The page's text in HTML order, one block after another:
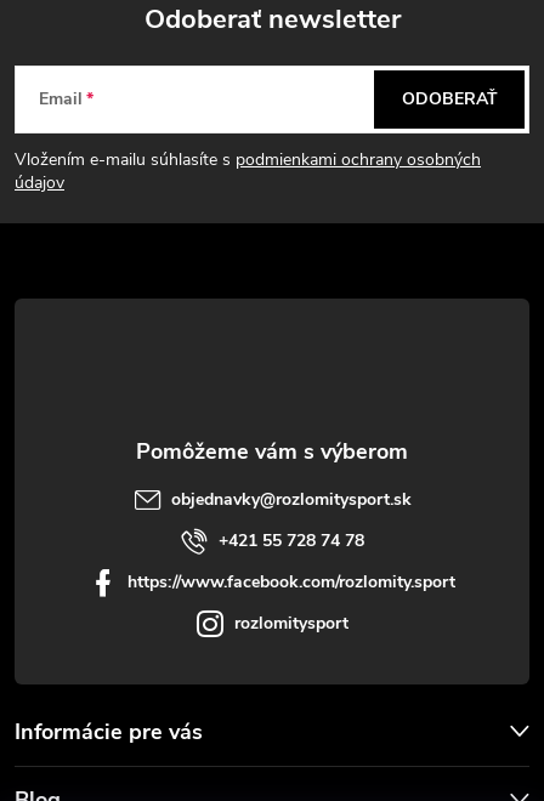
Z
á
p
t
Odoberať newsletter
Email
Vložením e-mailu súhlasíte s podmienkami ochrany osobných
údajov
ODOBERAŤ
objednavky@rozlomitysport.sk
+421 55 728 74 78
https://www.facebook.com/rozlomity.sport
rozlomitysport
Informácie pre vás